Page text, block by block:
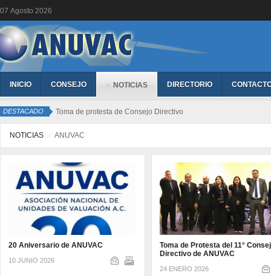
07 Agosto 2026
INICIO CONSEJO NOTICIAS DIRECTORIO
DESTACADO
NOTICIAS ANUVAC
20 Aniversario de ANUVAC
10 JUNIO 2026
Toma de Protesta del 11°
Directivo de ANUVAC
24 ENERO 2026